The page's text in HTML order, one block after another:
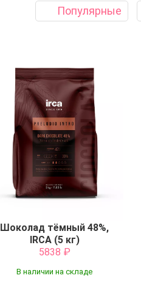
Популярные
Шоколад тёмный 48%,
IRCA (5 кг)
5838 ₽
В наличии на складе